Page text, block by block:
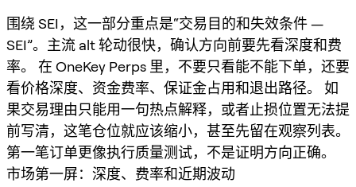
围绕 SEI，这一部分重点是“交易目的和失效条件 —
SEI”。主流 alt 轮动很快，确认方向前要先看深度和费
率。 在 OneKey Perps 里，不要只看能不能下单，还要
看价格深度、资金费率、保证金占用和退出路径。 如
果交易理由只能用一句热点解释，或者止损位置无法提
前写清，这笔仓位就应该缩小，甚至先留在观察列表。
第一笔订单更像执行质量测试，不是证明方向正确。
市场第一屏：深度、费率和近期波动